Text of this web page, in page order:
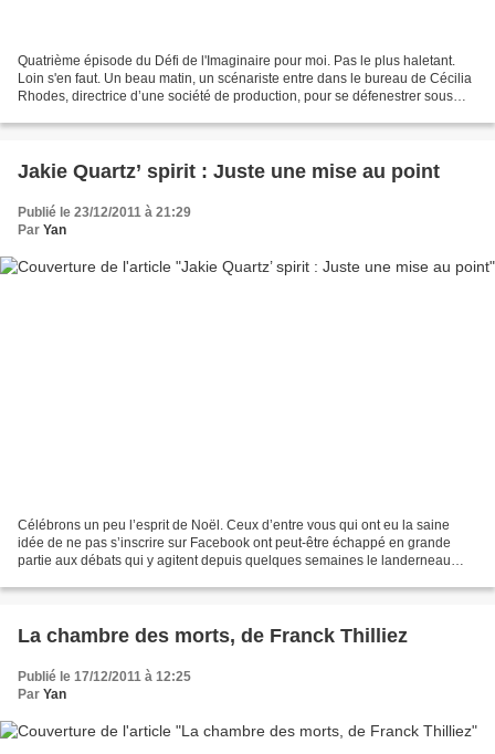
Quatrième épisode du Défi de l'Imaginaire pour moi. Pas le plus haletant.
Loin s'en faut. Un beau matin, un scénariste entre dans le bureau de Cécilia
Rhodes, directrice d’une société de production, pour se défenestrer sous
Jakie Quartz’ spirit : Juste une mise au point
Publié le 23/12/2011 à 21:29
Par Yan
Célébrons un peu l’esprit de Noël. Ceux d’entre vous qui ont eu la saine
idée de ne pas s’inscrire sur Facebook ont peut-être échappé en grande
partie aux débats qui y agitent depuis quelques semaines le landerneau
La chambre des morts, de Franck Thilliez
Publié le 17/12/2011 à 12:25
Par Yan